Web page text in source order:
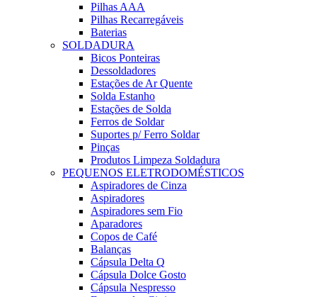
Pilhas AAA
Pilhas Recarregáveis
Baterias
SOLDADURA
Bicos Ponteiras
Dessoldadores
Estações de Ar Quente
Solda Estanho
Estações de Solda
Ferros de Soldar
Suportes p/ Ferro Soldar
Pinças
Produtos Limpeza Soldadura
PEQUENOS ELETRODOMÉSTICOS
Aspiradores de Cinza
Aspiradores
Aspiradores sem Fio
Aparadores
Copos de Café
Balanças
Cápsula Delta Q
Cápsula Dolce Gosto
Cápsula Nespresso